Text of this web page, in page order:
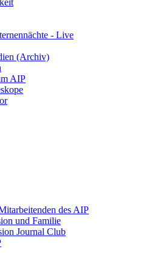
- Live
(Archiv)
AIP
des AIP
und Familie
Journal Club